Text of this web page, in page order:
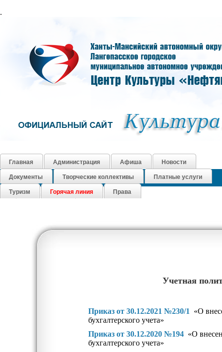
.
Главная
Как нас найти Контакты График работы Книга Почета
Социальные сети Карта сайта
Администрация Афиша Новости
Документы Творческие коллективы Платные услуги
Туризм Горячая линия Права
Учетная
Приказ от 30.12.2021 №230/1
«О
бухгалтерского учета»
Приказ от 30.12.2020 №194 «О
бухгалтерского учета»